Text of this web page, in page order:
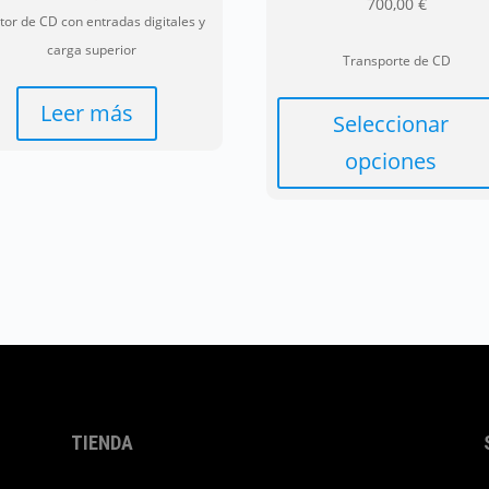
de CD con entradas digitales y
carga superior
Leer más
Transporte de CD
Seleccionar
opciones
TIENDA